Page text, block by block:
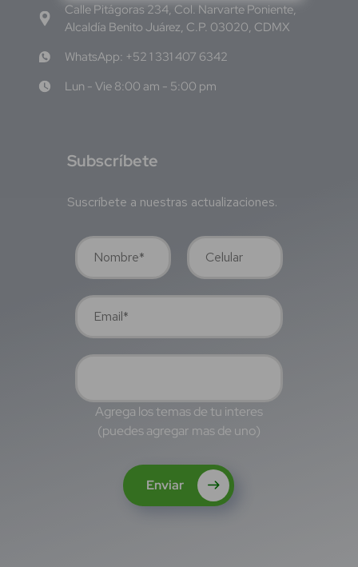
Calle Pitágoras 234, Col. Narvarte Poniente,
Alcaldía Benito Juárez, C.P. 03020, CDMX
WhatsApp: +52 1 331 407 6342
Lun - Vie 8:00 am - 5:00 pm
Subscríbete
Suscríbete a nuestras actualizaciones.
Agrega los temas de tu interes
(puedes agregar mas de uno)
Enviar